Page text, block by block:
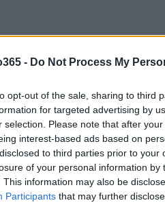
- Do Not Process My
opt-out of the sale, sharing to third
for targeted advertising by
selection. Please note that after
interest-based ads based on
to third parties prior to
of your personal information by
This information may also be
Participants that may further